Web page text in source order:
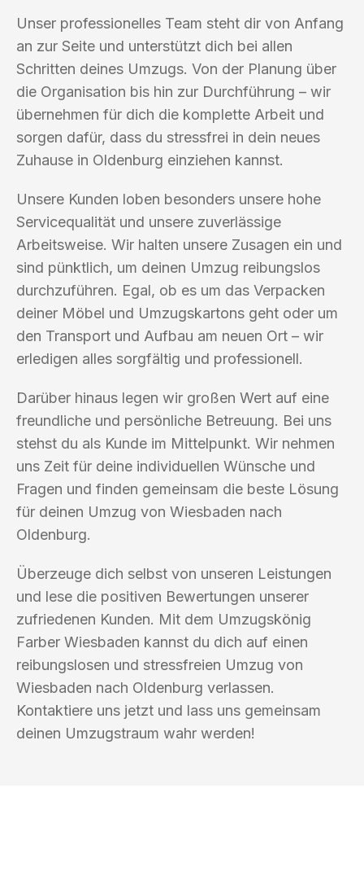
Unser professionelles Team steht dir von Anfang
an zur Seite und unterstützt dich bei allen
Schritten deines Umzugs. Von der Planung über
die Organisation bis hin zur Durchführung – wir
übernehmen für dich die komplette Arbeit und
sorgen dafür, dass du stressfrei in dein neues
Zuhause in Oldenburg einziehen kannst.
Unsere Kunden loben besonders unsere hohe
Servicequalität und unsere zuverlässige
Arbeitsweise. Wir halten unsere Zusagen ein und
sind pünktlich, um deinen Umzug reibungslos
durchzuführen. Egal, ob es um das Verpacken
deiner Möbel und Umzugskartons geht oder um
den Transport und Aufbau am neuen Ort – wir
erledigen alles sorgfältig und professionell.
Darüber hinaus legen wir großen Wert auf eine
freundliche und persönliche Betreuung. Bei uns
stehst du als Kunde im Mittelpunkt. Wir nehmen
uns Zeit für deine individuellen Wünsche und
Fragen und finden gemeinsam die beste Lösung
für deinen Umzug von Wiesbaden nach
Oldenburg.
Überzeuge dich selbst von unseren Leistungen
und lese die positiven Bewertungen unserer
zufriedenen Kunden. Mit dem Umzugskönig
Farber Wiesbaden kannst du dich auf einen
reibungslosen und stressfreien Umzug von
Wiesbaden nach Oldenburg verlassen.
Kontaktiere uns jetzt und lass uns gemeinsam
deinen Umzugstraum wahr werden!